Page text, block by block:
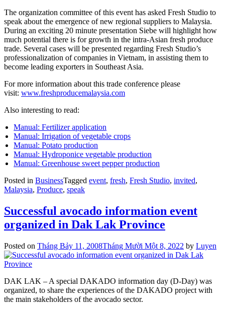
The organization committee of this event has asked Fresh Studio to
speak about the emergence of new regional suppliers to Malaysia.
During an exciting 20 minute presentation Siebe will highlight how
much potential there is for growth in the intra-Asian fresh produce
trade. Several cases will be presented regarding Fresh Studio’s
professionalization of companies in Vietnam, in assisting them to
become leading exporters in Southeast Asia.
For more information about this trade conference please
visit: www.freshproducemalaysia.com
Also interesting to read:
Manual: Fertilizer application
Manual: Irrigation of vegetable crops
Manual: Potato production
Manual: Hydroponice vegetable production
Manual: Greenhouse sweet pepper production
Posted in BusinessTagged event, fresh, Fresh Studio, invited,
Malaysia, Produce, speak
Successful avocado information event
organized in Dak Lak Province
Posted on Tháng Bảy 11, 2008Tháng Mười Một 8, 2022 by Luyen
DAK LAK – A special DAKADO information day (D-Day) was
organized, to share the experiences of the DAKADO project with
the main stakeholders of the avocado sector.